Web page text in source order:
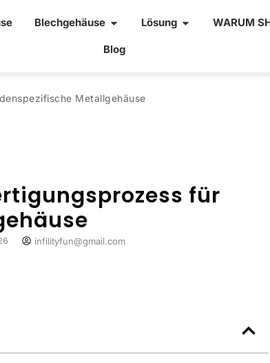
Blechgehäuse Lösung WARUM
Blog
Metallgehäuse
für
infilityfun@gmail.com